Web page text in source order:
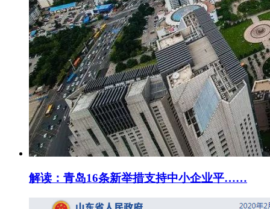
解读：青岛16条新举措支持中小企业平……